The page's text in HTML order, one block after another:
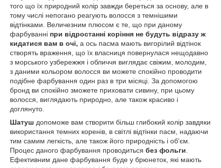
того що їх природний колір завжди береться за основу, але в
тому числі непогано реагують волосся з темнішими
відтінками. Величезним плюсом є те, що при даному
фарбуванні при відростанні коріння не будуть відразу ж
кидатися вам в очі, а ось пасма мають вигорілий відтінок
створять враження, що їх власниця повернулася нещодавно
з морського узбережжя і обличчя виглядає свіжим, молодим,
з даними кольором волосся ви можете спокійно проводити
подібне фарбування один раз в три місяці. За допомогою
бронд ви спокійно зможете приховати сивину, при цьому
волосся, виглядають природно, але також красиво і
доглянуто.
Шатуш допоможе вам створити більш глибокий колір завдяки
використання темних коренів, в світлі відтінки пасм, надаючи
тим самим легкість, але також його природність і об'єм.
Процес даного фарбування проводиться без фольги
Ефективним дане фарбування буде у брюнеток, які мають